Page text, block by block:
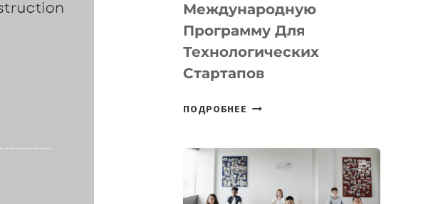
IT-
ПРЕДПРИНИМАТЕЛЬСТВО
Международную
Программу Для
Технологических
Стартапов
ПОДРОБНЕЕ ОТКРЫТ
DEAL
VELOCITY